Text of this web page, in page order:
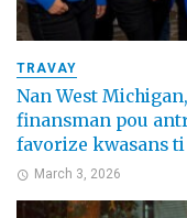
TRAVAY
Nan West
finansman pou
favorize kwasans
March 3, 2026